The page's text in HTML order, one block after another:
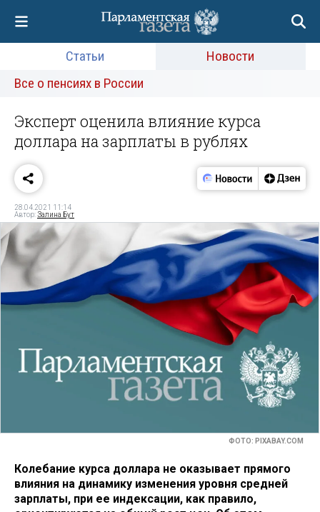
Статьи
Новости
Все о пенсиях в России
Эксперт оценила влияние курса
доллара на зарплаты в рублях
28.04.2021 11:14
Автор:Залина Бут
ФОТО: PIXABAY.COM
Колебание курса доллара не оказывает прямого
влияния на динамику изменения уровня средней
зарплаты, при ее индексации, как правило,